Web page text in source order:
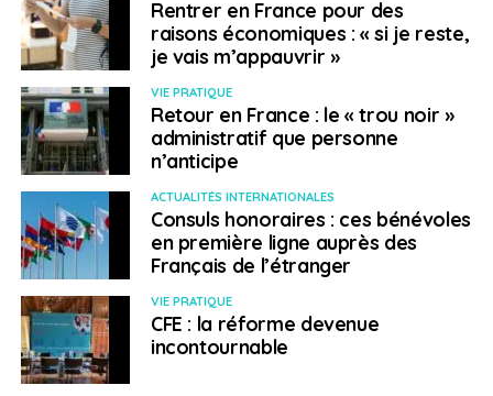
nous avons des
bénévoles
formidables »
En outre, la Fiafe n’a jamais manqué de bénévoles, de
nombreuses personnes se sont mobilisées pendant la
crise, Corinne Levet ajoute que« dans de nombreux
Accueils, de nombreuses personnes ont pris contact
afin de renforcer les équipes. Nous sommes un réseau
formidable car nous avons des bénévoles
formidables ».
SUJETS ASSOCIÉS:
Rentrer en France pour des
raisons économiques : « si je reste,
je vais m’appauvrir »
VIE PRATIQUE
Retour en France : le « trou noir »
administratif que personne
n’anticipe
ACTUALITÉS INTERNATIONALES
Consuls honoraires : ces bénévoles
en première ligne auprès des
Français de l’étranger
VIE PRATIQUE
CFE : la réforme devenue
incontournable